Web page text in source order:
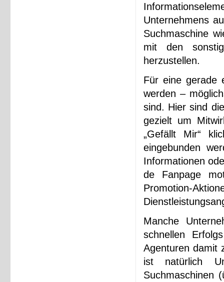
Unternehmens
Suchmaschine
mit den
herzustellen.
Für eine gerade
werden –
sind. Hier sind
gezielt um
„Gefällt Mir“
eingebunden
Informationen
de Fanpage
Promotion-
Manche
schnellen
Agenturen damit
ist natürlich
Suchmaschinen